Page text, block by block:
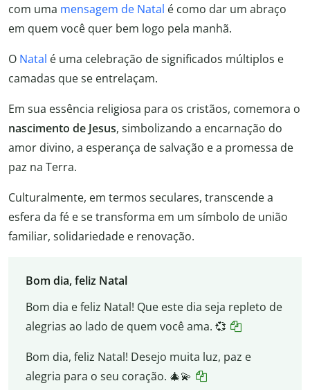
com uma mensagem de Natal é como dar um abraço
em quem você quer bem logo pela manhã.
O Natal é uma celebração de significados múltiplos e
camadas que se entrelaçam.
Em sua essência religiosa para os cristãos, comemora o
nascimento de Jesus, simbolizando a encarnação do
amor divino, a esperança de salvação e a promessa de
paz na Terra.
Culturalmente, em termos seculares, transcende a
esfera da fé e se transforma em um símbolo de união
familiar, solidariedade e renovação.
Bom dia, feliz Natal
Bom dia e feliz Natal! Que este dia seja repleto de
alegrias ao lado de quem você ama. 💞
Bom dia, feliz Natal! Desejo muita luz, paz e
alegria para o seu coração. 🎄💫